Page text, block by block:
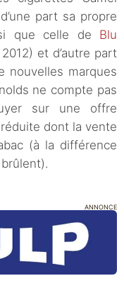
part sa propre
que celle de Blu
et d’autre part
nouvelles marques
ne compte pas
sur une offre
dont la vente
(à la différence
ANNONCE